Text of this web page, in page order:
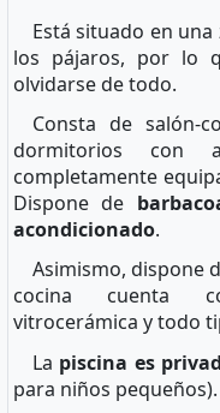
Está situado en
los pájaros, por lo
olvidarse de todo.
Consta de salón-
dormitorios con
completamente
Dispone de
acondicionado.
Asimismo, dispone
cocina cuenta
vitrocerámica y todo
La piscina es
para niños pequeños).